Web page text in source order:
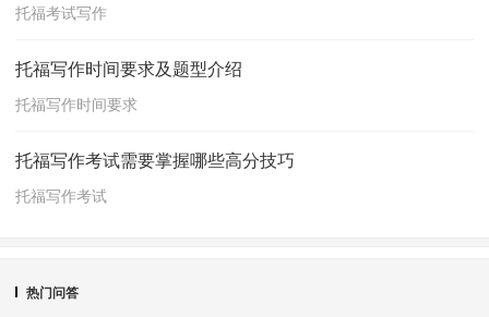
托福考试写作
托福写作时间要求及题型介绍
托福写作时间要求
托福写作考试需要掌握哪些高分技巧
托福写作考试
热门问答